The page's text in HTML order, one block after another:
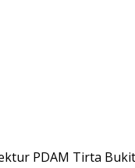
PDAM Tirta